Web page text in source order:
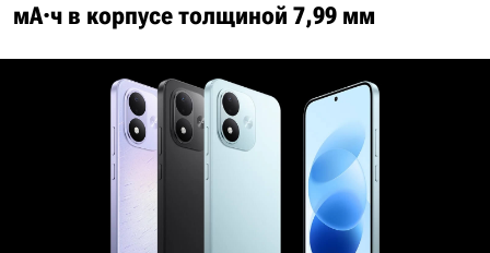
мА·ч в корпусе толщиной 7,99 мм